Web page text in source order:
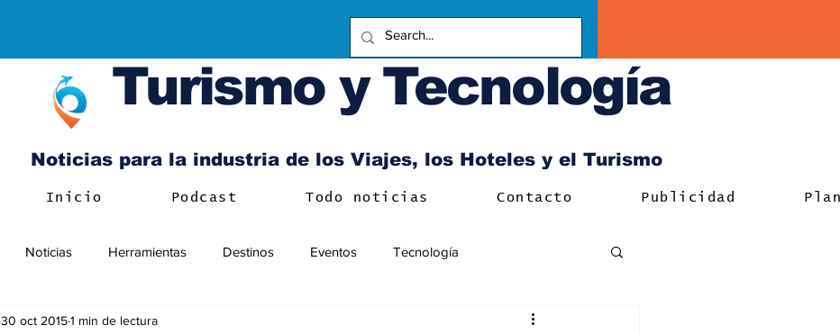
Turismo y Tecnología
Noticias para la industria de los Viajes, los Hoteles y el Turismo
Inicio Podcast Todo noticias Contacto Publicidad
Noticias Herramientas Destinos Eventos Tecnología
30 oct 20151 min de lectura